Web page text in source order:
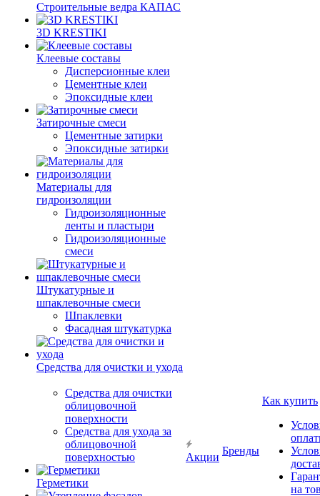
Строительные ведра КАПАС
3D KRESTIKI
Клеевые составы
Дисперсионные клеи
Цементные клеи
Эпоксидные клеи
Затирочные смеси
Цементные затирки
Эпоксидные затирки
Материалы для
гидроизоляции
Гидроизоляционные
ленты и пластыри
Гидроизоляционные
смеси
Штукатурные и
шпаклевочные смеси
Шпаклевки
Фасадная штукатурка
Средства для очистки и ухода
Средства для очистки
облицовочной
поверхности
Средства для ухода за
облицовочной
поверхностью
Герметики
Акции
Бренды
Как купить
на